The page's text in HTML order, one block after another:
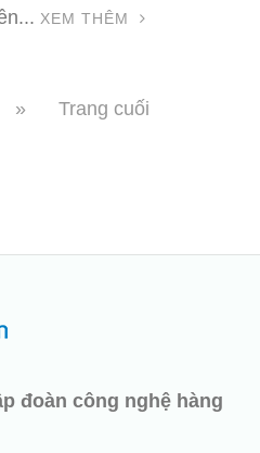
XEM THÊM
» Trang cuối
đoàn công nghệ hàng